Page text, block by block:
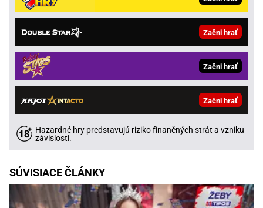
Začni hrať
Začni hrať
Začni hrať
Hazardné hry predstavujú riziko finančných strát a vzniku
závislosti.
SÚVISIACE ČLÁNKY